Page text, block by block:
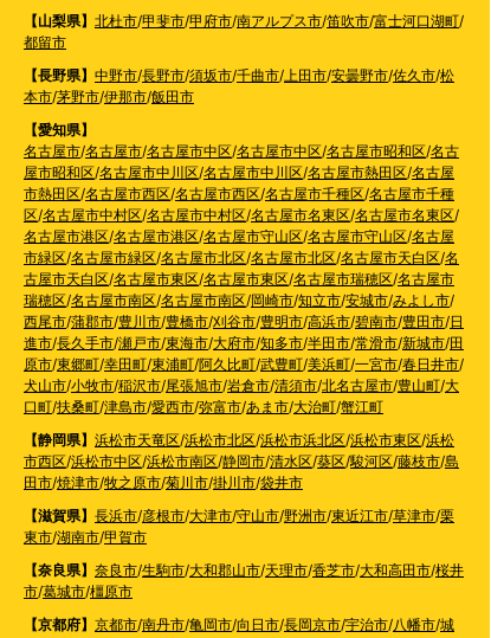
【山梨県】 北杜市/甲斐市/甲府市/南アルプス市/笛吹市/富士河口湖町/
都留市
【長野県】 中野市/長野市/須坂市/千曲市/上田市/安曇野市/佐久市/松
本市/茅野市/伊那市/飯田市
【愛知県】
名古屋市/名古屋市/名古屋市中区/名古屋市中区/名古屋市昭和区/名古
屋市昭和区/名古屋市中川区/名古屋市中川区/名古屋市熱田区/名古屋
市熱田区/名古屋市西区/名古屋市西区/名古屋市千種区/名古屋市千種
区/名古屋市中村区/名古屋市中村区/名古屋市名東区/名古屋市名東区/
名古屋市港区/名古屋市港区/名古屋市守山区/名古屋市守山区/名古屋
市緑区/名古屋市緑区/名古屋市北区/名古屋市北区/名古屋市天白区/名
古屋市天白区/名古屋市東区/名古屋市東区/名古屋市瑞穂区/名古屋市
瑞穂区/名古屋市南区/名古屋市南区/岡崎市/知立市/安城市/みよし市/
西尾市/蒲郡市/豊川市/豊橋市/刈谷市/豊明市/高浜市/碧南市/豊田市/日
進市/長久手市/瀬戸市/東海市/大府市/知多市/半田市/常滑市/新城市/田
原市/東郷町/幸田町/東浦町/阿久比町/武豊町/美浜町/一宮市/春日井市/
犬山市/小牧市/稲沢市/尾張旭市/岩倉市/清須市/北名古屋市/豊山町/大
口町/扶桑町/津島市/愛西市/弥富市/あま市/大治町/蟹江町
【静岡県】 浜松市天竜区/浜松市北区/浜松市浜北区/浜松市東区/浜松
市西区/浜松市中区/浜松市南区/静岡市/清水区/葵区/駿河区/藤枝市/島
田市/焼津市/牧之原市/菊川市/掛川市/袋井市
【滋賀県】 長浜市/彦根市/大津市/守山市/野洲市/東近江市/草津市/栗
東市/湖南市/甲賀市
【奈良県】 奈良市/生駒市/大和郡山市/天理市/香芝市/大和高田市/桜井
市/葛城市/橿原市
【京都府】 京都市/南丹市/亀岡市/向日市/長岡京市/宇治市/八幡市/城